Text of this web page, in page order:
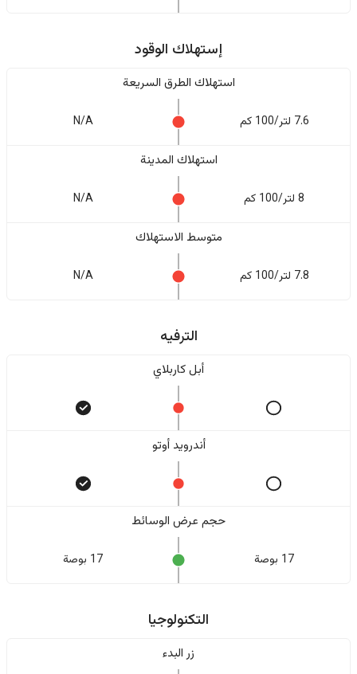
إستهلاك الوقود
استهلاك الطرق السريعة
7.6 لتر/100 كم N/A
استهلاك المدينة
8 لتر/100 كم N/A
متوسط الاستهلاك
7.8 لتر/100 كم N/A
الترفيه
أبل كاربلاي
أندرويد أوتو
حجم عرض الوسائط
17 بوصة 17 بوصة
التكنولوجيا
زر البدء